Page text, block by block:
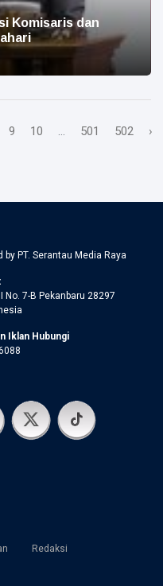
Komisaris dan
9 10 ... 501 502 ›
PT. Serantau Media Raya
No. 7-B Pekanbaru 28297
Iklan Hubungi
Redaksi